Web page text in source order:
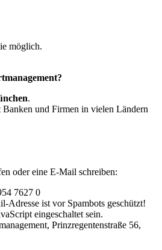
möglich.
.
Banken und Firmen in vielen Ländern
oder eine E-Mail schreiben:
7627 0
Adresse ist vor Spambots geschützt!
eingeschaltet sein.
Prinzregentenstraße 56,